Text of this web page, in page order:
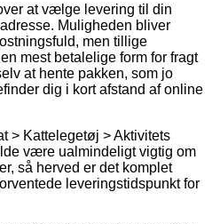
at vælge levering til din
Muligheden bliver
men tillige
mest betalelige form for fragt
at hente pakken, som jo
dig i kort afstand af online
> Kattelegetøj > Aktivitets
være ualmindeligt vigtig om
så herved er det komplet
leveringstidspunkt for